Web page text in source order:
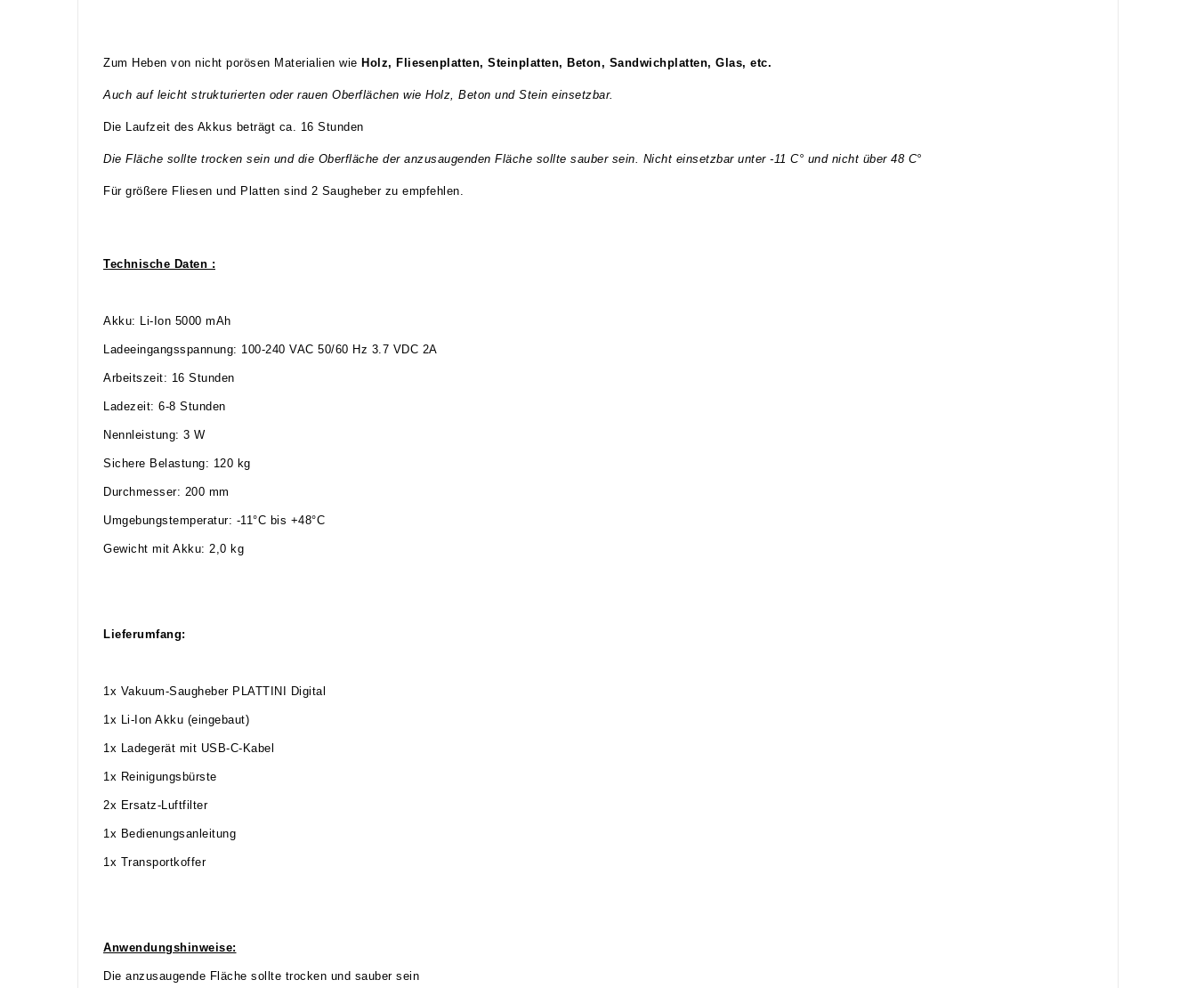
Zum Heben von nicht porösen Materialien wie Holz, Fliesenplatten, Steinplatten, Beton, Sandwichplatten, Glas, etc.
Auch auf leicht strukturierten oder rauen Oberflächen wie Holz, Beton und Stein einsetzbar.
Die Laufzeit des Akkus beträgt ca. 16 Stunden
Die Fläche sollte trocken sein und die Oberfläche der anzusaugenden Fläche sollte sauber sein. Nicht einsetzbar unter -11 C° und nicht über 48 C°
Für größere Fliesen und Platten sind 2 Saugheber zu empfehlen.
Technische Daten :
Akku: Li-Ion 5000 mAh
Ladeeingangsspannung: 100-240 VAC 50/60 Hz 3.7 VDC 2A
Arbeitszeit: 16 Stunden
Ladezeit: 6-8 Stunden
Nennleistung: 3 W
Sichere Belastung: 120 kg
Durchmesser: 200 mm
Umgebungstemperatur: -11°C bis +48°C
Gewicht mit Akku: 2,0 kg
Lieferumfang:
1x Vakuum-Saugheber PLATTINI Digital
1x Li-Ion Akku (eingebaut)
1x Ladegerät mit USB-C-Kabel
1x Reinigungsbürste
2x Ersatz-Luftfilter
1x Bedienungsanleitung
1x Transportkoffer
Anwendungshinweise:
Die anzusaugende Fläche sollte trocken und sauber sein